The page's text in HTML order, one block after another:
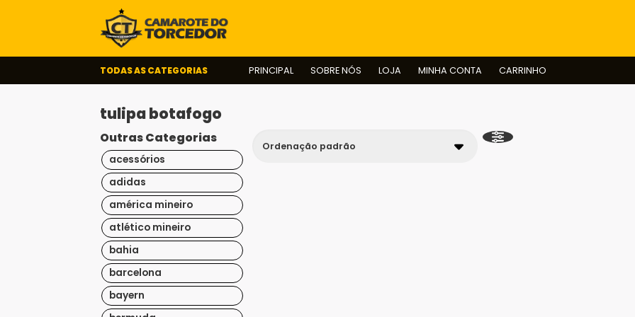
TODAS AS CATEGORIAS PRINCIPAL SOBRE NÓS LOJA MINHA CONTA CARRINHO
tulipa botafogo
Outras Categorias
acessórios
adidas
américa mineiro
atlético mineiro
bahia
barcelona
bayern